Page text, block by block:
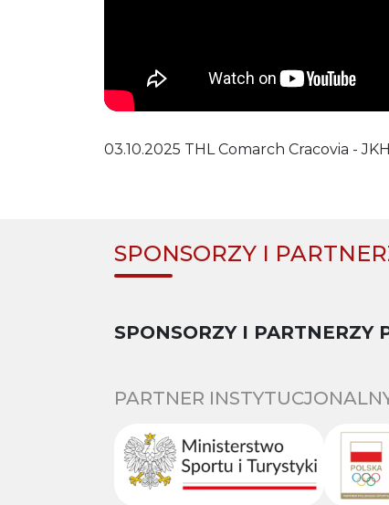
03.10.2025 THL Comarch Cracovia -
SPONSORZY I
SPONSORZY I PARTNERZY
PARTNER